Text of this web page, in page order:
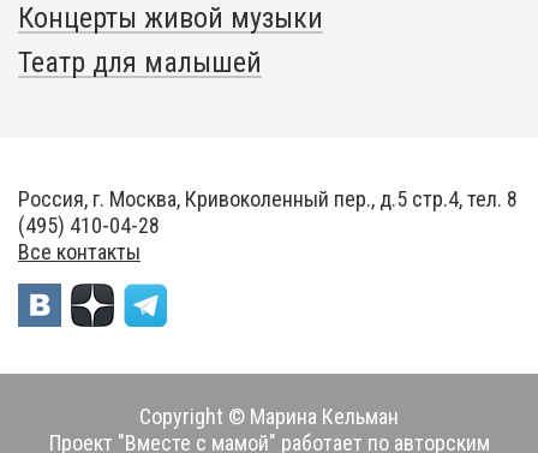
Концерты живой музыки
Театр для малышей
Россия, г. Москва, Кривоколенный пер., д.5 стр.4, тел. 8
(495) 410-04-28
Все контакты
Copyright © Марина Кельман
Проект "Вместе с мамой" работает по авторским